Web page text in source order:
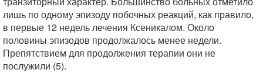
лишь по одному эпизоду побочных реакций, как правило,
в первые 12 недель лечения Ксеникалом. Около
половины эпизодов продолжалось менее недели.
Препятствием для продолжения терапии они не
послужили (5).